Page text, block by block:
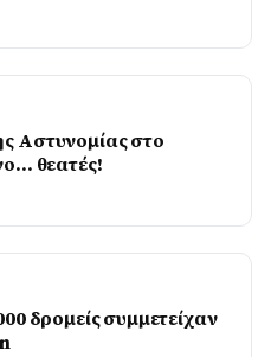
Αστυνομίας στο
θεατές!
δρομείς συμμετείχαν